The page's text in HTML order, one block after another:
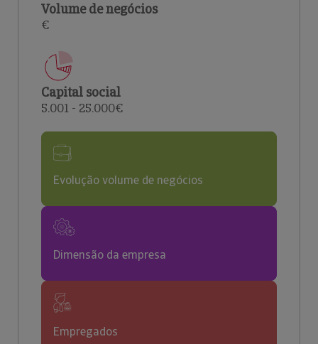
Volume de negócios
€
Capital social
5.001 - 25.000€
Evolução volume de negócios
Dimensão da empresa
Empregados